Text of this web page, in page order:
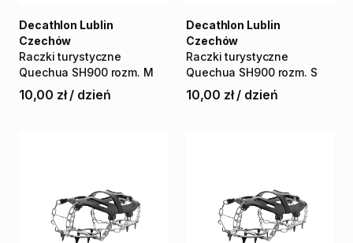
Raczki turystyczne
Quechua SH900 rozm. M
Decathlon Lublin
Czechów
10,00 zł / dzień
Raczki turystyczne
Quechua SH900 rozm. S
Decathlon Lublin
Czechów
10,00 zł / dzień